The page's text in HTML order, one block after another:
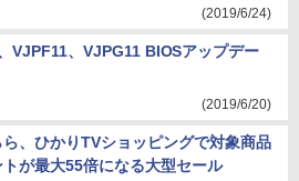
(2019/6/24)
VJPF11、VJPG11 BIOSアップデー
(2019/6/20)
、ひかりTVショッピングで対象商品
が最大55倍になる大型セール